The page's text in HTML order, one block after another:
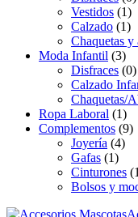
Vestidos (1)
Calzado (1)
Chaquetas y
Moda Infantil (3)
Disfraces (0)
Calzado
Chaquetas/
Ropa Laboral (1)
Complementos (9)
Joyería (4)
Gafas (1)
Cinturones
Bolsos y